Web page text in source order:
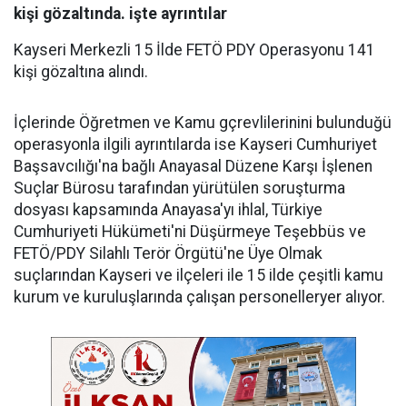
kişi gözaltında. işte ayrıntılar
Kayseri Merkezli 15 İlde FETÖ PDY Operasyonu 141
kişi gözaltına alındı.
İçlerinde Öğretmen ve Kamu gçrevlilerinini bulunduğü
operasyonla ilgili ayrıntılarda ise Kayseri Cumhuriyet
Başsavcılığı'na bağlı Anayasal Düzene Karşı İşlenen
Suçlar Bürosu tarafından yürütülen soruşturma
dosyası kapsamında Anayasa'yı ihlal, Türkiye
Cumhuriyeti Hükümeti'ni Düşürmeye Teşebbüs ve
FETÖ/PDY Silahlı Terör Örgütü'ne Üye Olmak
suçlarından Kayseri ve ilçeleri ile 15 ilde çeşitli kamu
kurum ve kuruluşlarında çalışan personelleryer alıyor.